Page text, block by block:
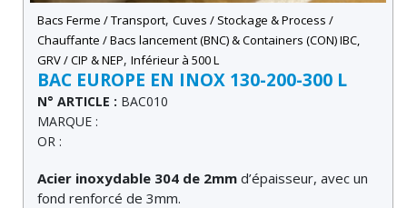
Bacs Ferme / Transport, Cuves / Stockage & Process /
Chauffante / Bacs lancement (BNC) & Containers (CON) IBC,
GRV / CIP & NEP, Inférieur à 500 L
BAC EUROPE EN INOX 130-200-300 L
N° ARTICLE : BAC010
MARQUE :
OR :
Acier inoxydable 304 de 2mm d’épaisseur, avec un
fond renforcé de 3mm.